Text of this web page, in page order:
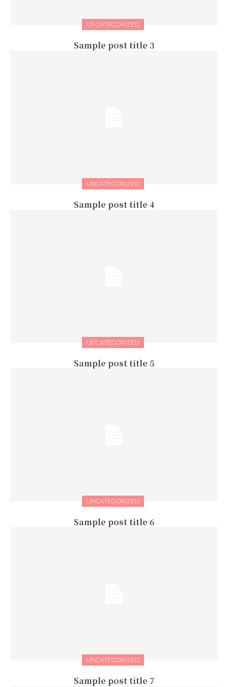
UNCATEGORIZED
Sample post title 3
UNCATEGORIZED
Sample post title 4
UNCATEGORIZED
Sample post title 5
UNCATEGORIZED
Sample post title 6
UNCATEGORIZED
Sample post title 7